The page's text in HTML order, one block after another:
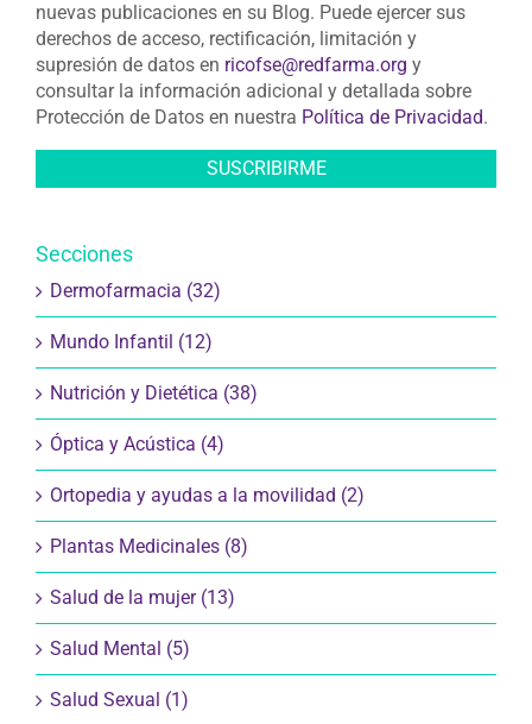
nuevas publicaciones en su Blog. Puede ejercer sus
derechos de acceso, rectificación, limitación y
supresión de datos en ricofse@redfarma.org y
consultar la información adicional y detallada sobre
Protección de Datos en nuestra Política de Privacidad.
Secciones
Dermofarmacia (32)
Mundo Infantil (12)
Nutrición y Dietética (38)
Óptica y Acústica (4)
Ortopedia y ayudas a la movilidad (2)
Plantas Medicinales (8)
Salud de la mujer (13)
Salud Mental (5)
Salud Sexual (1)